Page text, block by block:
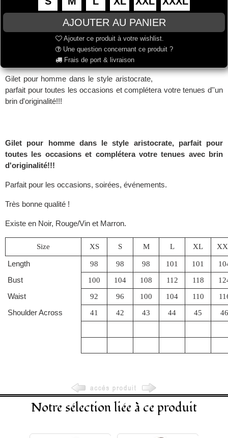
Ajouter ce produit à votre wishlist.
Une question concernant ce produit ?
Frais de port & livraison
Gilet pour homme dans le style aristocrate,
parfait pour toutes les occasions et complétera votre tenues d''un
brin d'originalité!!!
Gilet pour homme dans le style aristocrate, parfait pour
toutes les occasions et complétera votre tenues avec brin
d'originalité!!!
Parfait pour les occasions, soirées, événements.
Très bonne qualité !
Existe en Noir, Rouge/Vin et Marron.
Size XS S M L XL
Length 98 98 98 101 101
Bust
100 104 108 112 118
Waist
92 96 100 104 110
Shoulder Across
41 42 43 44 45 46
Notre sélection liée à ce produit